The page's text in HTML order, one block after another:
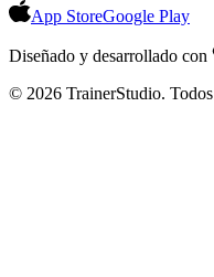
App StoreGoogle Play
Diseñado y desarrollado con
© 2026 TrainerStudio.